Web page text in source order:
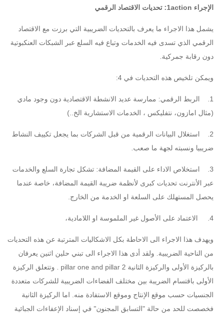
الإجراء 1action: تحديات الاقتصاد الرقمي
يشمل هذا الاجراء ما يعرف بالتحديات الضريبية التي برزت مع الاقتصاد
الرقمي الذي تسدى فيه الخدمات وتباع فيه السلع عبر الشبكات العنكبوتية
دون رقابة جمركية.
ويمكن تلخيص هذه التحديات في 4:
1. الربط الرقمي: ممارسة عديد الانشطة الاقتصادية دون وجود مادي
(مثال امازون، نتفليكس ، الخدمات الاستشارية الخ..)
2. استغلال البيانات الرقمية من قبل الشركات بما يجعل تكييف النشاط
ضريبيا ونسبته لجهة ما صعب.
3. استخلاص الاداء على القيمة المضافة: تشكل تجارة السلع والخدمات
عبر الأنترنت تحديات كبرى لأنظمة ضريبة القيمة المضافة، خاصة عندما
يحصل المستهلك على السلعة او الخدمة من الخارج.
4. الاعتماد على الأصول غير الملموسة او اللامادية،
ويهدف هذا الاجراء الى الاحاطة بكل الاشكاليات المترتبة عن هذه التحديات
من الناحية الضريبية. ولقد أدى هذا الاجراء الى تبني حلين اثنين يعرفان
بالركيزة الأولى والركيزة الثانية pillar one and pillar 2 . وتتعلق الركيزة
الأولى باقتسام الضريبة بين مختلف الفضاءات الضريبية للشركات متعددة
الجنسيات حسب موقع الإنتاج وموقع الاستفادة منه. اما الركيزة الثانية
فخصصت للحد من حالة "التسابق المجنون" في إسناد الإعفاءات الجبائية